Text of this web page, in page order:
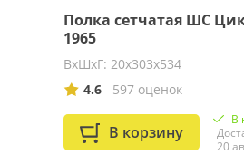
Полка сетчатая ШС
1965
ВхШхГ: 20х303х534
4.6
597 оценок
В корзину
В
20